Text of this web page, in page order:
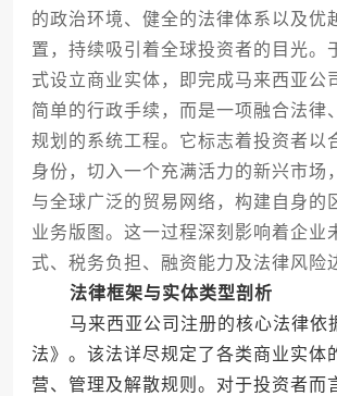
的政治环境、健全的法律体系以及优
置，持续吸引着全球投资者的目光。
式设立商业实体，即完成马来西亚公
简单的行政手续，而是一项融合法律
规划的系统工程。它标志着投资者以
身份，切入一个充满活力的新兴市场
与全球广泛的贸易网络，构建自身的
业务版图。这一过程深刻影响着企业
式、税务负担、融资能力及法律风险
法律框架与实体类型剖析
马来西亚公司注册的核心法律依
法》。该法详尽规定了各类商业实体
营、管理及解散规则。对于投资者而